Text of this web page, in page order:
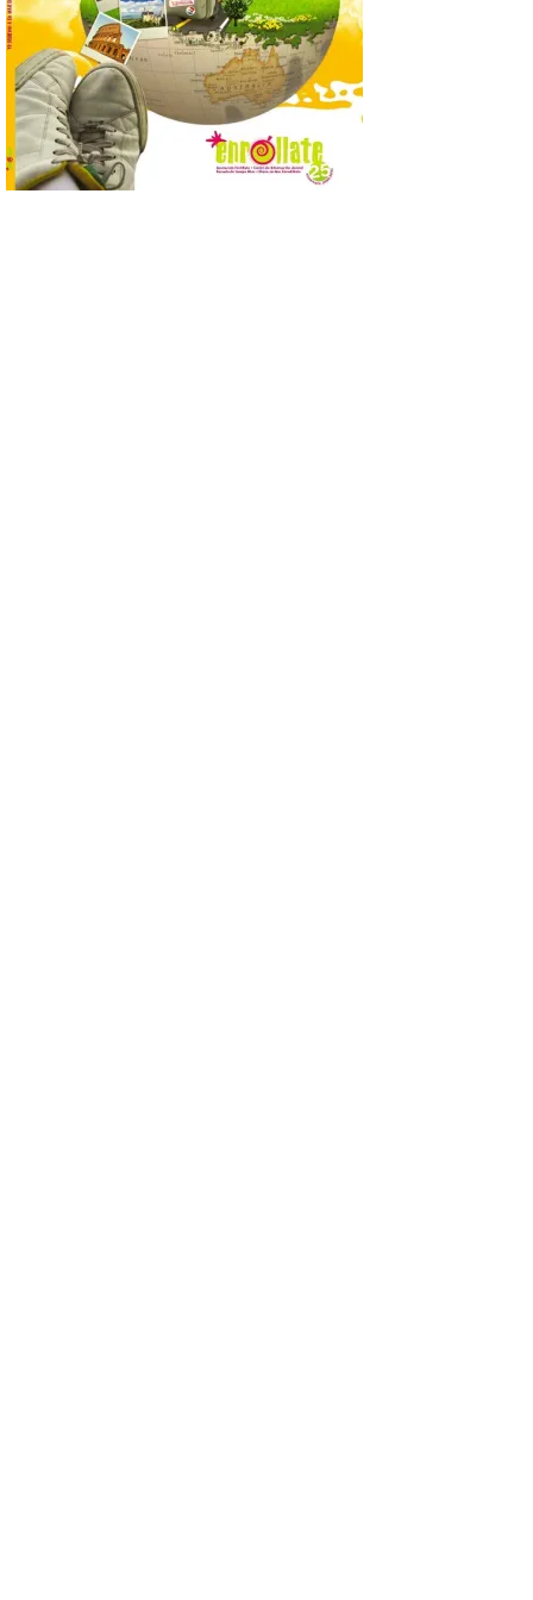
de animación dirigidas a
todos los públicos. La
Bañeza inauguró en la tarde de este
martes 4 de agosto una nueva edición de
su tradicional Mercado Medieval, que
hasta el próximo 6 […]
Un viaje a la Antigüedad: